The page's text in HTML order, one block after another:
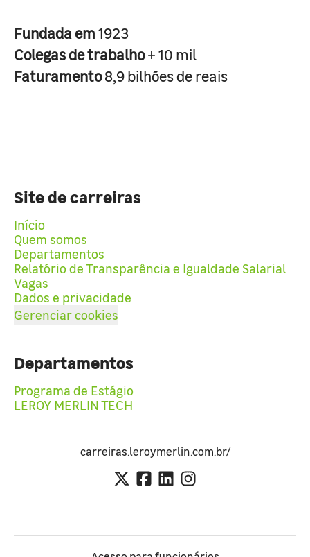
Fundada em1923
Colegas de trabalho+ 10 mil
Faturamento8,9 bilhões de reais
Site de carreiras
Início
Quem somos
Departamentos
Relatório de Transparência e Igualdade Salarial
Vagas
Dados e privacidade
Gerenciar cookies
Departamentos
Programa de Estágio
LEROY MERLIN TECH
carreiras.leroymerlin.com.br/